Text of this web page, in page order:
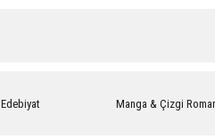
Edebiyat Manga & Çizgi